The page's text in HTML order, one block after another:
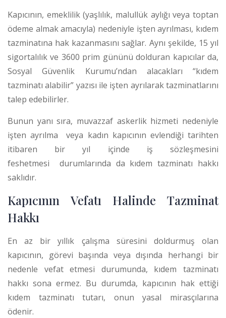
Kapıcının, emeklilik (yaşlılık, malullük aylığı veya toptan
ödeme almak amacıyla) nedeniyle işten ayrılması, kıdem
tazminatına hak kazanmasını sağlar. Aynı şekilde, 15 yıl
sigortalılık ve 3600 prim gününü dolduran kapıcılar da,
Sosyal Güvenlik Kurumu’ndan alacakları “kıdem
tazminatı alabilir” yazısı ile işten ayrılarak tazminatlarını
talep edebilirler.
Bunun yanı sıra, muvazzaf askerlik hizmeti nedeniyle
işten ayrılma
veya kadın kapıcının evlendiği tarihten
itibaren bir yıl içinde iş sözleşmesini
feshetmesi
durumlarında da kıdem tazminatı hakkı
saklıdır.
Kapıcının Vefatı Halinde Tazminat
Hakkı
En az bir yıllık çalışma süresini doldurmuş olan
kapıcının, görevi başında veya dışında herhangi bir
nedenle vefat etmesi durumunda, kıdem tazminatı
hakkı sona ermez. Bu durumda, kapıcının hak ettiği
kıdem tazminatı tutarı, onun yasal mirasçılarına
ödenir.